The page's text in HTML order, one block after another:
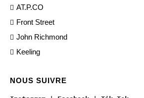
AT.P.CO
Front Street
John Richmond
Keeling
NOUS SUIVRE